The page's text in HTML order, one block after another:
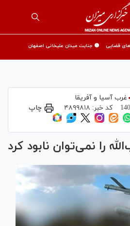
قضایی 🟡 جنایت میدان علیخانی اصفهان
غرب آسیا و آفریقا
کد خبر: ۴۸۹۹۸۱۸ چاپ
را نمی‌توان نابود کرد